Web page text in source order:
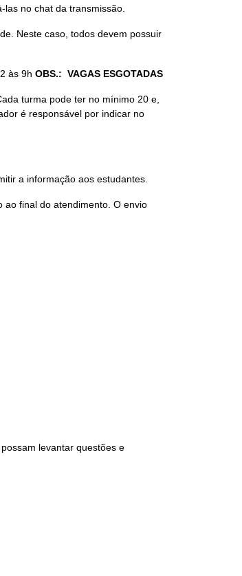
no chat da transmissão.
Neste caso, todos devem possuir
às 9h OBS.: VAGAS ESGOTADAS
turma pode ter no mínimo 20 e,
é responsável por indicar no
a informação aos estudantes.
ao final do atendimento. O envio
levantar questões e